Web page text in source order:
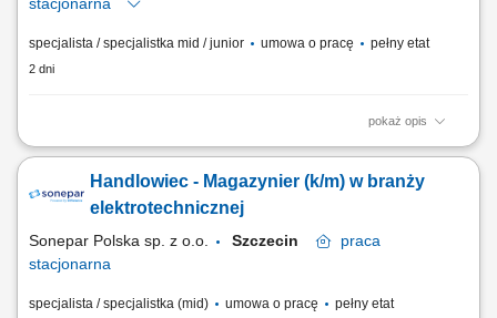
specjalista / specjalistka mid / junior umowa o pracę pełny etat
2 dni
pokaż opis
Co będziesz robić? Twój start z Buddym: przez pierwsze 4 miesiące
wsparciu opiekuna wdrożenia i zespołu, Aktywna sprzedaż i doradztwo:
będziesz sprzedawać i doradzać klientom w wyborze najlepszych
Handlowiec - Magazynier (k/m) w branży
elektrotechnicznej
Sonepar Polska sp. z o.o. Szczecin
praca
stacjonarna
specjalista / specjalistka (mid) umowa o pracę pełny etat